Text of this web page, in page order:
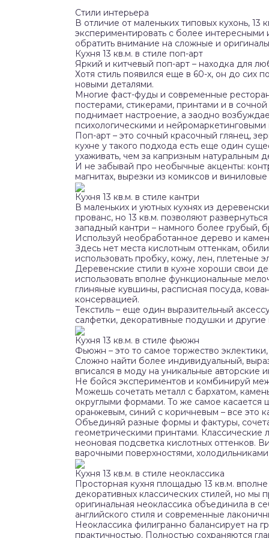
Стили интерьера
В отличие от маленьких типовых кухонь,
экспериментировать с более
обратить внимание на сложные и
Кухня 13 кв.м. в стиле поп-арт
Яркий и китчевый поп-арт – находка для
Хотя стиль появился еще в 60-х, он до сих
новыми деталями.
Многие фаст-фуды и современные
постерами, стикерами, принтами и в
поднимает настроение, а заодно
психологическими и
Поп-арт – это сочный красочный глянец,
кухне у такого подхода есть еще один
ухаживать, чем за капризным натуральным
И не забывай про необычные акценты:
магнитах, вырезки из комиксов и
Кухня 13 кв.м. в стиле кантри
В маленьких и уютных кухнях из
прованс, но 13 кв.м. позволяют
западный кантри – намного более грубый,
Используй необработанное дерево и
Здесь нет места кислотным оттенкам,
использовать пробку, кожу, лен, плетеные
Деревенские стили в кухне хороши свои
использовать вполне функциональные
глиняные кувшины, расписная посуда,
консервацией.
Текстиль – еще один выразительный
салфетки, декоративные подушки и другие
Кухня 13 кв.м. в стиле фьюжн
Фьюжн – это то самое торжество
Сложно найти более индивидуальный,
вписался в моду на уникальные авторские
Не бойся экспериментов и комбинируй
Можешь сочетать металл с бархатом,
округлыми формами. То же самое касается
оранжевым, синий с коричневым – все это
Объединяй разные формы и фактуры,
геометрическими принтами. Классические
неоновая подсветка кислотных оттенков.
варочными поверхностями,
Кухня 13 кв.м. в стиле неоклассика
Просторная кухня площадью 13 кв.м.
декоративных классических стилей, но мы
оригинальная неоклассика объединила в
английского стиля и современные
Неоклассика филигранно балансирует на
практичностью. Полностью сохраняются